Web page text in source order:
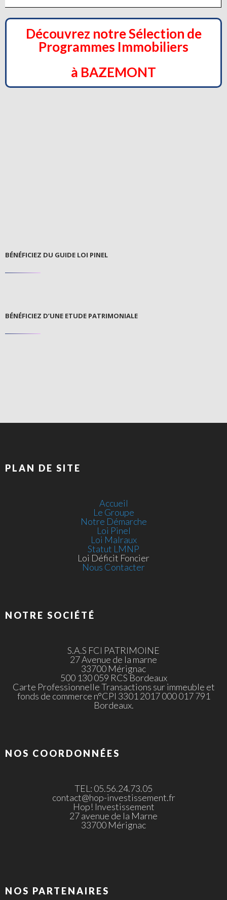
Découvrez notre Sélection de
Programmes Immobiliers
à BAZEMONT
BÉNÉFICIEZ DU GUIDE LOI PINEL
BÉNÉFICIEZ D’UNE ETUDE PATRIMONIALE
PLAN DE SITE
Accueil
Le Groupe
Notre Démarche
Loi Pinel
Loi Malraux
Statut LMNP
Loi Déficit Foncier
Nous Contacter
NOTRE SOCIÉTÉ
S.A.S FCI PATRIMOINE
27 Avenue de la marne
33700 Mérignac
500 130 059 RCS Bordeaux
Carte Professionnelle Transactions sur immeuble et
fonds de commerce n°CPI 3301 2017 000 017 791
Bordeaux.
NOS COORDONNÉES
TEL: 05.56.24.73.05
contact@hop-investissement.fr
Hop! Investissement
27 avenue de la Marne
33700 Mérignac
NOS PARTENAIRES